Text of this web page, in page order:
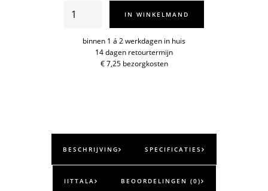
Taika
schaal
2,8l./26cm
IN WINKELMAND
binnen 1 á 2 werkdagen in huis
14 dagen retourtermijn
€ 7,25 bezorgkosten
BESCHRIJVING SPECIFICATIES
IITTALA BEOORDELINGEN (0)